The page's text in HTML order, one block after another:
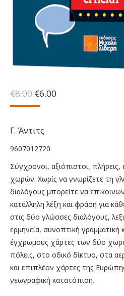
€8.00 Original
price
€8.00.
€6.00
Γ. Άντιτς
9607012720
Σύγχρονοι, αξιόπιστοι,
χωρών. Χωρίς να γνωρίζετε τη
διαλόγους μπορείτε να
κατάλληλη λέξη και φράση για
στις δύο γλώσσες διαλόγους,
ερμηνεία, συνοπτική γραμματική
έγχρωμους χάρτες των δύο
πόλεις, στο οδικό δίκτυο, στα
και επιπλέον χάρτες της
γεωγραφική κατατόπιση.